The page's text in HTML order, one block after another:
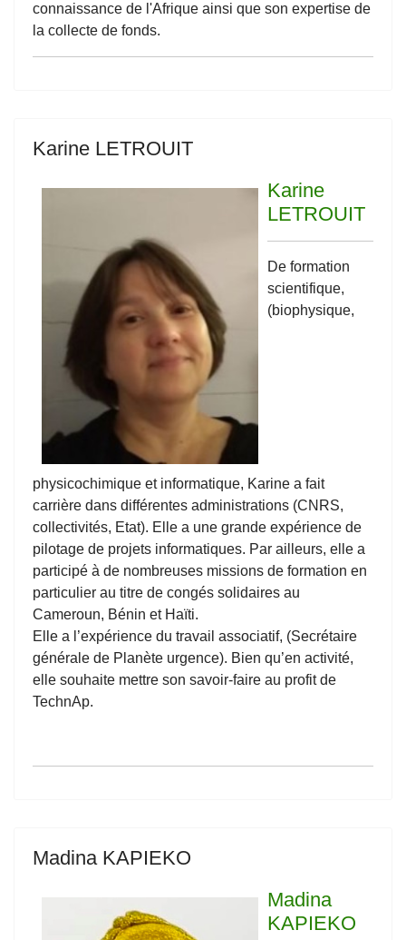
connaissance de l'Afrique ainsi que son expertise de
la collecte de fonds.
Karine LETROUIT
Karine
LETROUIT
De formation
scientifique,
(biophysique,
physicochimique et informatique, Karine a fait
carrière dans différentes administrations (CNRS,
collectivités, Etat). Elle a une grande expérience de
pilotage de projets informatiques. Par ailleurs, elle a
participé à de nombreuses missions de formation en
particulier au titre de congés solidaires au
Cameroun, Bénin et Haïti.
Elle a l’expérience du travail associatif, (Secrétaire
générale de Planète urgence). Bien qu’en activité,
elle souhaite mettre son savoir-faire au profit de
TechnAp.
Madina KAPIEKO
Madina
KAPIEKO